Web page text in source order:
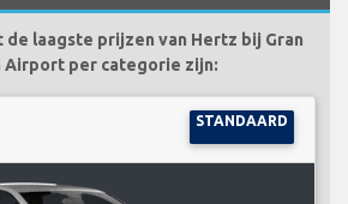
de laagste prijzen van Hertz bij Gran
Airport per categorie zijn:
STANDAARD